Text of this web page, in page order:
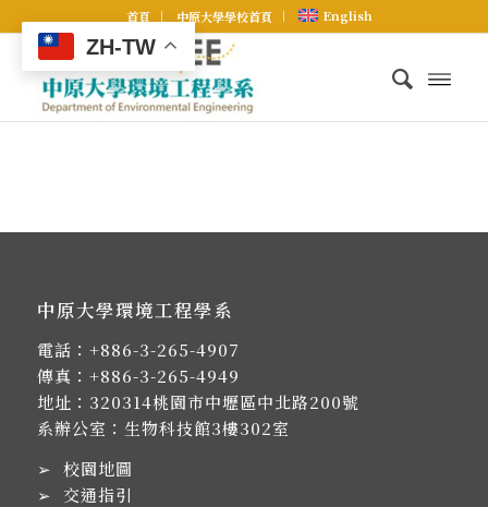
首頁 中原大學學校首頁 English
中原大學環境工程學系
電話： +886-3-265-4907
傳真：+886-3-265-4949
地址： 320314桃園市中壢區中北路200號
系辦公室：生物科技館3樓302室
➢ 校園地圖
➢ 交通指引
ZH-TW